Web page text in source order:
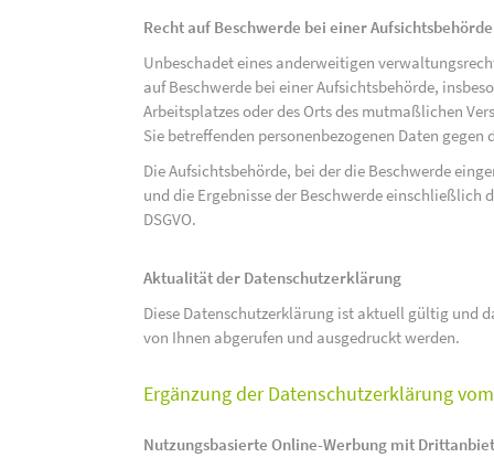
Recht auf Beschwerde bei einer Aufsichtsbehörde
Unbeschadet eines anderweitigen
auf Beschwerde bei einer Aufsichtsbehörde,
Arbeitsplatzes oder des Orts des mutmaßlichen
Sie betreffenden personenbezogenen Daten gegen
Die Aufsichtsbehörde, bei der die Beschwerde
und die Ergebnisse der Beschwerde
DSGVO.
Aktualität der Datenschutzerklärung
Diese Datenschutzerklärung ist aktuell gültig und
von Ihnen abgerufen und ausgedruckt werden.
Ergänzung der Datenschutzerklärung
Nutzungsbasierte Online-Werbung mit